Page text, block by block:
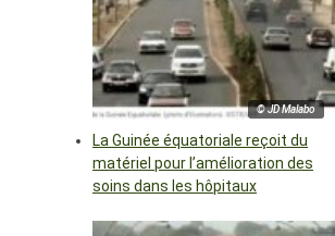
© JD Malabo
La Guinée équatoriale reçoit du
matériel pour l’amélioration des
soins dans les hôpitaux